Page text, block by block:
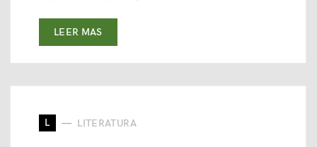
LEER MAS
L LITERATURA